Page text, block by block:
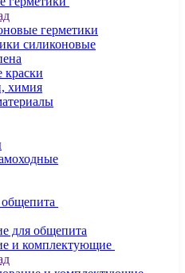
герметики
силиконовые
краски
химия
для общепита
и комплектующие